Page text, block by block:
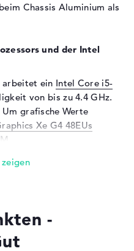
MP
Touch-Trackpad,
802.11ac, 802.11ax,
802.11g, 802.11n
5.1
DisplayPort über USB-C, 1
1.4
2-in-1 Audio Jack
Chassis Aluminium als
und der Intel
arbeitet ein Intel Core i5-
von bis zu 4.4 GHz.
grafische Werte
Xe G4 48EUs
MateBook D 16
Core i5-12450H, 8GB
das Gerät zusätzlich
-